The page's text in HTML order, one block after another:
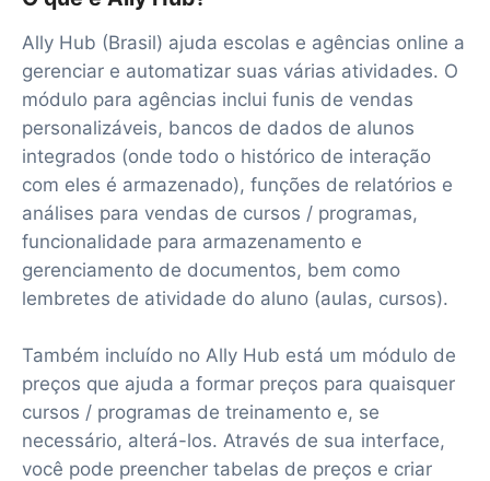
Ally Hub (Brasil) ajuda escolas e agências online a
gerenciar e automatizar suas várias atividades. O
módulo para agências inclui funis de vendas
personalizáveis, bancos de dados de alunos
integrados (onde todo o histórico de interação
com eles é armazenado), funções de relatórios e
análises para vendas de cursos / programas,
funcionalidade para armazenamento e
gerenciamento de documentos, bem como
lembretes de atividade do aluno (aulas, cursos).
Também incluído no Ally Hub está um módulo de
preços que ajuda a formar preços para quaisquer
cursos / programas de treinamento e, se
necessário, alterá-los. Através de sua interface,
você pode preencher tabelas de preços e criar